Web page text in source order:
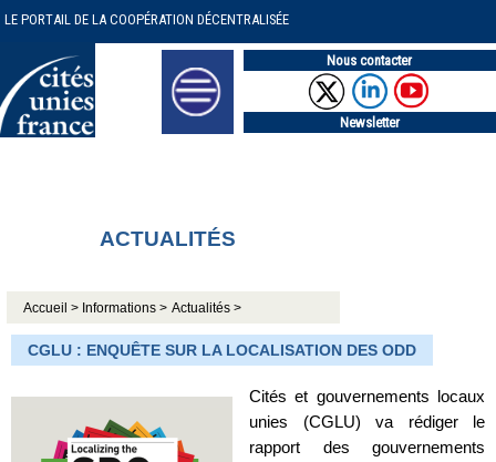
LE PORTAIL DE LA COOPÉRATION DÉCENTRALISÉE
Nous contacter
Newsletter
ACTUALITÉS
Accueil > Informations > Actualités >
CGLU : ENQUÊTE SUR LA LOCALISATION DES ODD
Cités et gouvernements locaux
unies (CGLU) va rédiger le
rapport des gouvernements